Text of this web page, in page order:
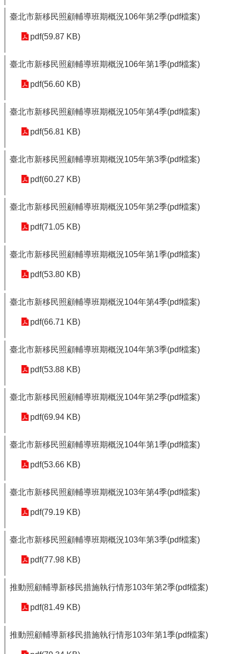
臺北市新移民照顧輔導班期概況106年第2季(pdf檔案)
pdf(59.87 KB)
臺北市新移民照顧輔導班期概況106年第1季(pdf檔案)
pdf(56.60 KB)
臺北市新移民照顧輔導班期概況105年第4季(pdf檔案)
pdf(56.81 KB)
臺北市新移民照顧輔導班期概況105年第3季(pdf檔案)
pdf(60.27 KB)
臺北市新移民照顧輔導班期概況105年第2季(pdf檔案)
pdf(71.05 KB)
臺北市新移民照顧輔導班期概況105年第1季(pdf檔案)
pdf(53.80 KB)
臺北市新移民照顧輔導班期概況104年第4季(pdf檔案)
pdf(66.71 KB)
臺北市新移民照顧輔導班期概況104年第3季(pdf檔案)
pdf(53.88 KB)
臺北市新移民照顧輔導班期概況104年第2季(pdf檔案)
pdf(69.94 KB)
臺北市新移民照顧輔導班期概況104年第1季(pdf檔案)
pdf(53.66 KB)
臺北市新移民照顧輔導班期概況103年第4季(pdf檔案)
pdf(79.19 KB)
臺北市新移民照顧輔導班期概況103年第3季(pdf檔案)
pdf(77.98 KB)
推動照顧輔導新移民措施執行情形103年第2季(pdf檔案)
pdf(81.49 KB)
推動照顧輔導新移民措施執行情形103年第1季(pdf檔案)